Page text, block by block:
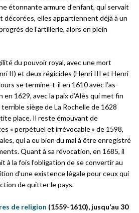
étonnante armure d’enfant, qui servait
décorées, elles appartiennent déjà à un
de l’artillerie, alors en plein
du pouvoir royal, avec une mort
II) et deux régicides (Henri III et Henri
se termine-t-il en 1610 avec l’as-
en 1629, avec la paix d’Alès qui met fin
siège de La Rochelle de 1628
place. Il reste émouvant de
« perpétuel et irrévocable » de 1598,
qui a eu bien du mal à être enregistré
Quant à sa révocation, en 1685, il
à la fois l’obligation de se convertir au
d’une existence légale pour ceux qui
de quitter le pays.
de religion (1559-1610), jusqu’au 30